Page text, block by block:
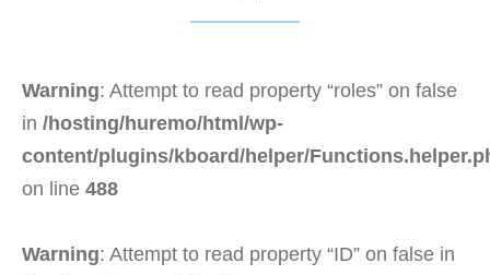
Warning: Attempt to read property “roles” on false
in /hosting/huremo/html/wp-
content/plugins/kboard/helper/
on line 488
Warning: Attempt to read property “ID” on false in